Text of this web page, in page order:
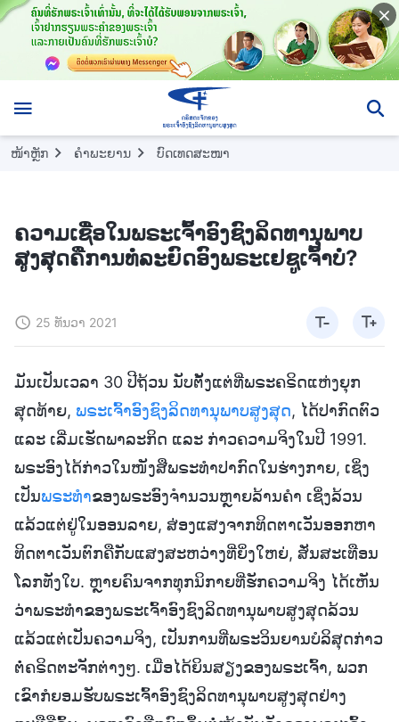
ໜ້າຫຼັກ ຄຳພະຍານ ບົດເທດສະໜາ
ຄວາມເຊື່ອໃນພຣະເຈົ້າອົງຊົງລິດທານຸພາບ
ສູງສຸດຄືການທໍລະຍົດອົງພຣະເຢຊູເຈົ້າບໍ?
25 ທັນວາ 2021
ມັນເປັນເວລາ 30 ປີຖ້ວນ ນັບຕັ້ງແຕ່ທີ່ພຣະຄຣິດແຫ່ງຍຸກ
ສຸດທ້າຍ, ພຣະເຈົ້າອົງຊົງລິດທານຸພາບສູງສຸດ, ໄດ້ປາກົດຕົວ
ແລະ ເລີ່ມເຮັດພາລະກິດ ແລະ ກ່າວຄວາມຈິງໃນປີ 1991.
ພຣະອົງໄດ້ກ່າວໃນໜັງສືພຣະທໍາປາກົດໃນຮ່າງກາຍ, ເຊິ່ງ
ເປັນພຣະທຳຂອງພຣະອົງຈຳນວນຫຼາຍລ້ານຄຳ ເຊິ່ງລ້ວນ
ແລ້ວແຕ່ຢູ່ໃນອອນລາຍ, ສ່ອງແສງຈາກທິດຕາເວັນອອກຫາ
ທິດຕາເວັນຕົກຄືກັບແສງສະຫວ່າງທີ່ຍິ່ງໃຫຍ່, ສັ່ນສະເທືອນ
ໂລກທັງໃບ. ຫຼາຍຄົນຈາກທຸກນິກາຍທີ່ຮັກຄວາມຈິງ ໄດ້ເຫັນ
ວ່າພຣະທຳຂອງພຣະເຈົ້າອົງຊົງລິດທານຸພາບສູງສຸດລ້ວນ
ແລ້ວແຕ່ເປັນຄວາມຈິງ, ເປັນການທີ່ພຣະວິນຍານບໍລິສຸດກ່າວ
ຕໍ່ຄຣິດຕະຈັກຕ່າງໆ. ເມື່ອໄດ້ຍິນສຽງຂອງພຣະເຈົ້າ, ພວກ
ເຂົາກໍຍອມຮັບພຣະເຈົ້າອົງຊົງລິດທານຸພາບສູງສຸດຢ່າງ